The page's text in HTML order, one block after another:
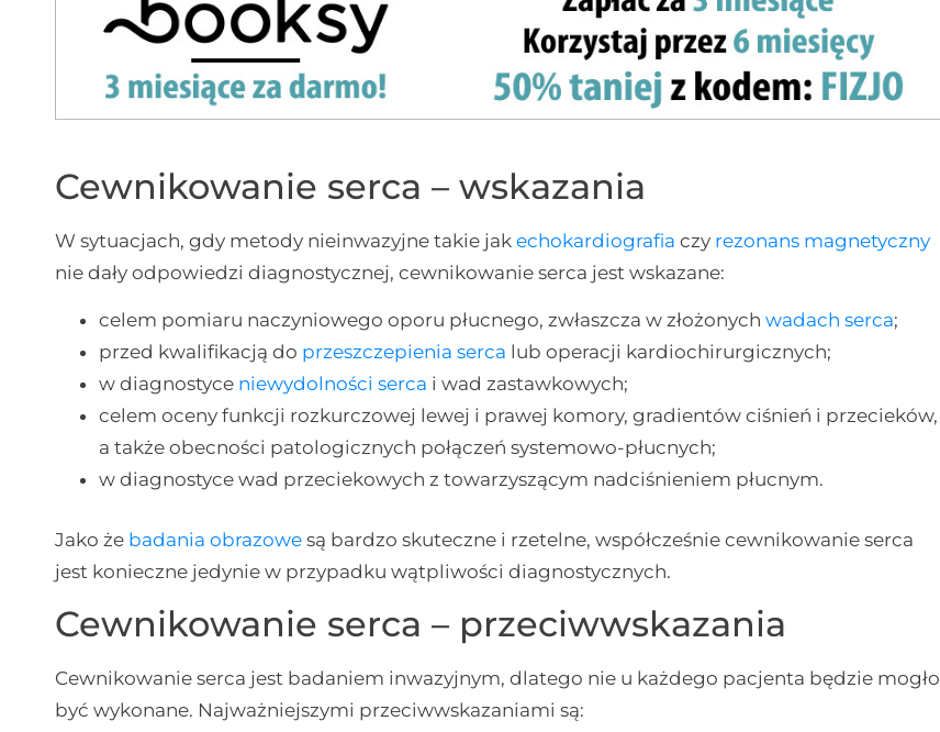
Cewnikowanie serca – wskazania
W sytuacjach, gdy metody nieinwazyjne takie jakechokardiografia czy rezonans magnetyczny
nie dały odpowiedzi diagnostycznej, cewnikowanie serca jest wskazane:
celem pomiaru naczyniowego oporu płucnego, zwłaszcza w złożonychwadach serca;
przed kwalifikacją do przeszczepienia serca lub operacji kardiochirurgicznych;
w diagnostyce niewydolności serca i wad zastawkowych;
celem oceny funkcji rozkurczowej lewej i prawej komory, gradientów ciśnień i przecieków,
a także obecności patologicznych połączeń systemowo-płucnych;
w diagnostyce wad przeciekowych z towarzyszącym nadciśnieniem płucnym.
Jako że badania obrazowe są bardzo skuteczne i rzetelne, współcześnie cewnikowanie serca
jest konieczne jedynie w przypadku wątpliwości diagnostycznych.
Cewnikowanie serca – przeciwwskazania
Cewnikowanie serca jest badaniem inwazyjnym, dlatego nie u każdego pacjenta będzie mogło
być wykonane. Najważniejszymi przeciwwskazaniami są: